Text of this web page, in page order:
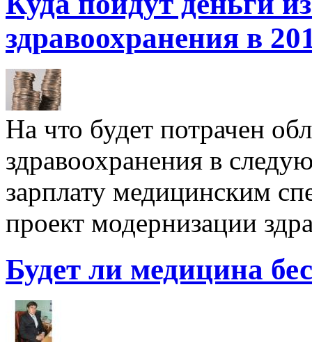
здравоохранения в
На что будет потрачен
здравоохранения в
зарплату медицинским
проект модернизации
Будет ли медицина